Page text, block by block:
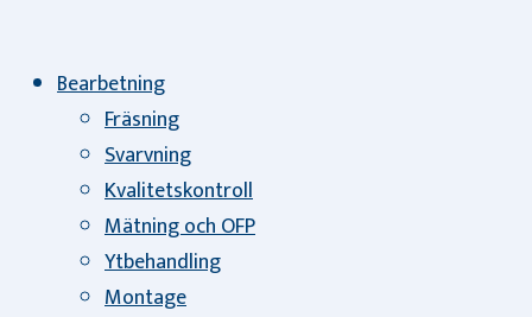
Bearbetning
Fräsning
Svarvning
Kvalitetskontroll
Mätning och OFP
Ytbehandling
Montage